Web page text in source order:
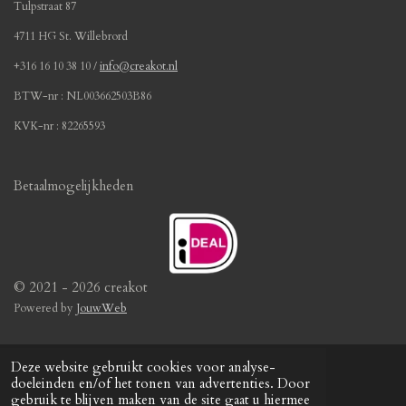
Deze website gebruikt cookies voor analyse-
doeleinden en/of het tonen van advertenties. Door
gebruik te blijven maken van de site gaat u hiermee
2
s
t
r
r
Tulpstraat 87
4711 HG St. Willebrord
+316 16 10 38 10 /info@creakot.nl
BTW-nr : NL003662503B86
KVK-nr : 82265593
Betaalmogelijkheden
© 2021 - 2026 creakot
Powered by JouwWeb